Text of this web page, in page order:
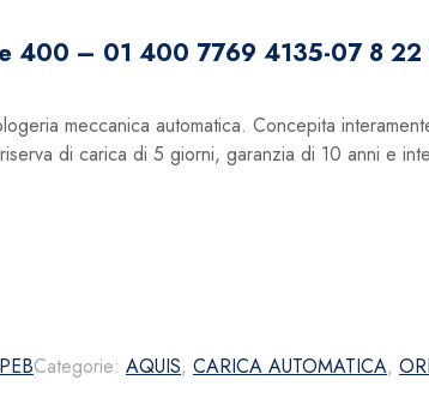
400 – 01 400 7769 4135-07 8 22
meccanica automatica. Concepita
di carica di 5 giorni, garanzia di 10 anni e
Categorie: AQUIS, CARICA AUTOMATICA,